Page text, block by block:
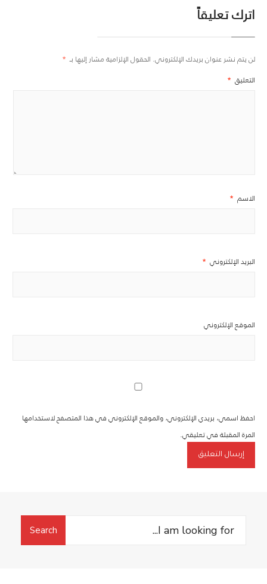
اترك تعليقاً
لن يتم نشر عنوان بريدك الإلكتروني. الحقول الإلزامية مشار إليها بـ *
التعليق *
الاسم *
البريد الإلكتروني *
الموقع الإلكتروني
احفظ اسمي، بريدي الإلكتروني، والموقع الإلكتروني في هذا المتصفح لاستخدامها
المرة المقبلة في تعليقي.
Search
Search